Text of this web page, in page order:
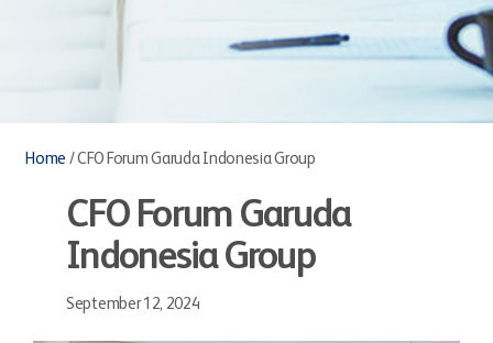
Home /CFO Forum Garuda Indonesia Group
CFO Forum Garuda
Indonesia Group
September 12, 2024